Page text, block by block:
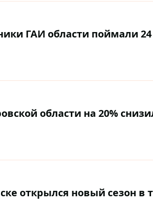
ГАИ области поймали
области на 20%
открылся новый сезон